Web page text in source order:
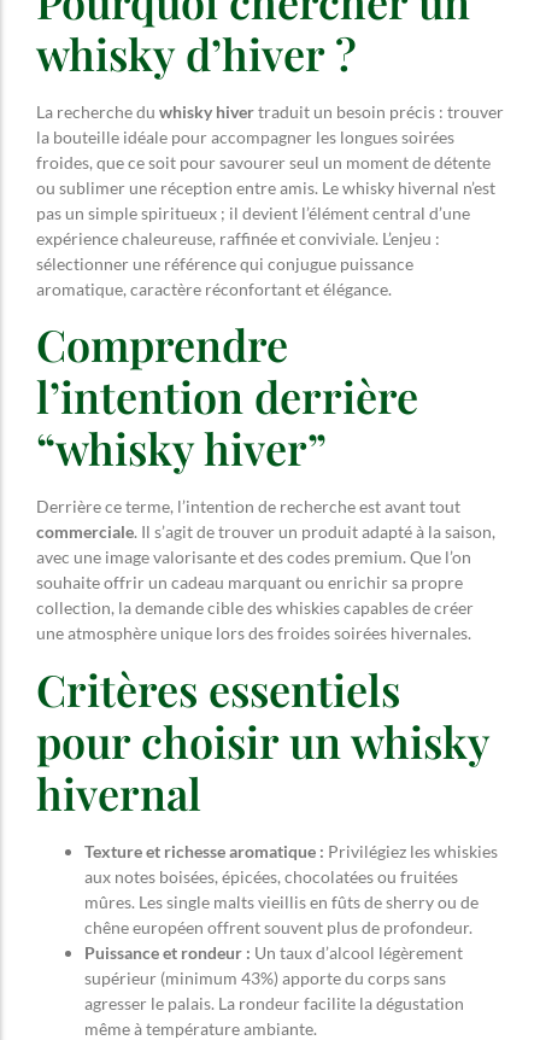
whisky d’hiver ?
La recherche du whisky hivertraduit un besoin précis : trouver
la bouteille idéale pour accompagner les longues soirées
froides, que ce soit pour savourer seul un moment de détente
ou sublimer une réception entre amis. Le whisky hivernal n’est
pas un simple spiritueux ; il devient l’élément central d’une
expérience chaleureuse, raffinée et conviviale. L’enjeu :
sélectionner une référence qui conjugue puissance
aromatique, caractère réconfortant et élégance.
Comprendre
l’intention derrière
“whisky hiver”
Derrière ce terme, l’intention de recherche est avant tout
commerciale. Il s’agit de trouver un produit adapté à la saison,
avec une image valorisante et des codes premium. Que l’on
souhaite offrir un cadeau marquant ou enrichir sa propre
collection, la demande cible des whiskies capables de créer
une atmosphère unique lors des froides soirées hivernales.
Critères essentiels
pour choisir un whisky
hivernal
Texture et richesse aromatique : Privilégiez les whiskies
aux notes boisées, épicées, chocolatées ou fruitées
mûres. Les single malts vieillis en fûts de sherry ou de
chêne européen offrent souvent plus de profondeur.
Puissance et rondeur : Un taux d’alcool légèrement
supérieur (minimum 43%) apporte du corps sans
agresser le palais. La rondeur facilite la dégustation
même à température ambiante.